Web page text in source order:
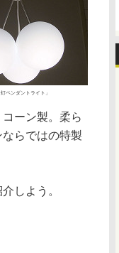
ペンダントライト」
ーン製。柔ら
らではの特製
しよう。